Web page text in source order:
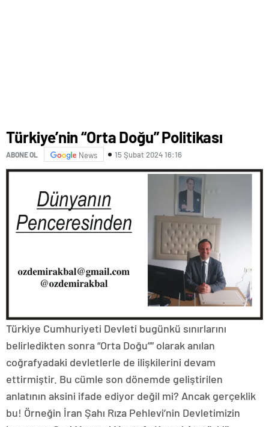
Türkiye’nin “Orta Doğu” Politikası
ABONE OL News 15 Şubat 2024 16:16
Türkiye Cumhuriyeti Devleti bugünkü sınırlarını
belirledikten sonra “Orta Doğu”” olarak anılan
coğrafyadaki devletlerle de ilişkilerini devam
ettirmiştir. Bu cümle son dönemde geliştirilen
anlatının aksini ifade ediyor değil mi? Ancak gerçeklik
bu! Örneğin İran Şahı Rıza Pehlevi’nin Devletimizin